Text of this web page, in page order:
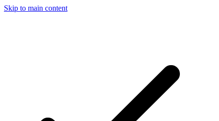
Skip to main content